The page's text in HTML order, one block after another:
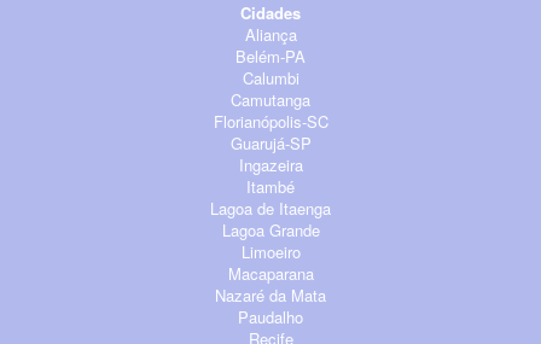
Cidades
Aliança
Belém-PA
Calumbi
Camutanga
Florianópolis-SC
Guarujá-SP
Ingazeira
Itambé
Lagoa de Itaenga
Lagoa Grande
Limoeiro
Macaparana
Nazaré da Mata
Paudalho
Recife